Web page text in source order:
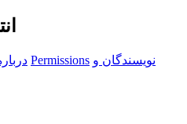
Permissions نویسندگان و